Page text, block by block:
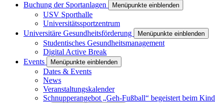
Buchung der Sportanlagen
Menüpunkte einblenden
USV Sporthalle
Universitätssportzentrum
Universitäre Gesundheitsförderung
Menüpunkte einblenden
Studentisches Gesundheitsmanagement
Digital Active Break
Events
Menüpunkte einblenden
Dates & Events
News
Veranstaltungskalender
Schnupperangebot „Geh-Fußball“ begeistert beim